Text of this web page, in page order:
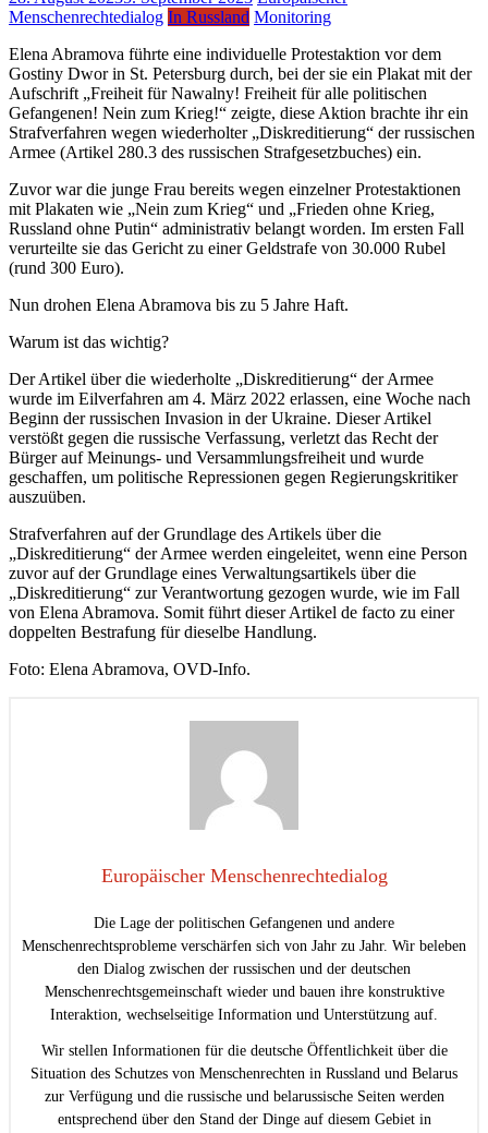
Menschenrechtedialog In Russland Monitoring
Elena Abramova führte eine individuelle Protestaktion vor dem
Gostiny Dwor in St. Petersburg durch, bei der sie ein Plakat mit der
Aufschrift „Freiheit für Nawalny! Freiheit für alle politischen
Gefangenen! Nein zum Krieg!“ zeigte, diese Aktion brachte ihr ein
Strafverfahren wegen wiederholter „Diskreditierung“ der russischen
Armee (Artikel 280.3 des russischen Strafgesetzbuches) ein.
Zuvor war die junge Frau bereits wegen einzelner Protestaktionen
mit Plakaten wie „Nein zum Krieg“ und „Frieden ohne Krieg,
Russland ohne Putin“ administrativ belangt worden. Im ersten Fall
verurteilte sie das Gericht zu einer Geldstrafe von 30.000 Rubel
(rund 300 Euro).
Nun drohen Elena Abramova bis zu 5 Jahre Haft.
Warum ist das wichtig?
Der Artikel über die wiederholte „Diskreditierung“ der Armee
wurde im Eilverfahren am 4. März 2022 erlassen, eine Woche nach
Beginn der russischen Invasion in der Ukraine. Dieser Artikel
verstößt gegen die russische Verfassung, verletzt das Recht der
Bürger auf Meinungs- und Versammlungsfreiheit und wurde
geschaffen, um politische Repressionen gegen Regierungskritiker
auszuüben.
Strafverfahren auf der Grundlage des Artikels über die
„Diskreditierung“ der Armee werden eingeleitet, wenn eine Person
zuvor auf der Grundlage eines Verwaltungsartikels über die
„Diskreditierung“ zur Verantwortung gezogen wurde, wie im Fall
von Elena Abramova. Somit führt dieser Artikel de facto zu einer
doppelten Bestrafung für dieselbe Handlung.
Foto: Elena Abramova, OVD-Info.
Europäischer Menschenrechtedialog
Die Lage der politischen Gefangenen und andere
Menschenrechtsprobleme verschärfen sich von Jahr zu Jahr. Wir beleben
den Dialog zwischen der russischen und der deutschen
Menschenrechtsgemeinschaft wieder und bauen ihre konstruktive
Interaktion, wechselseitige Information und Unterstützung auf.
Wir stellen Informationen für die deutsche Öffentlichkeit über die
Situation des Schutzes von Menschenrechten in Russland und Belarus
zur Verfügung und die russische und belarussische Seiten werden
entsprechend über den Stand der Dinge auf diesem Gebiet in